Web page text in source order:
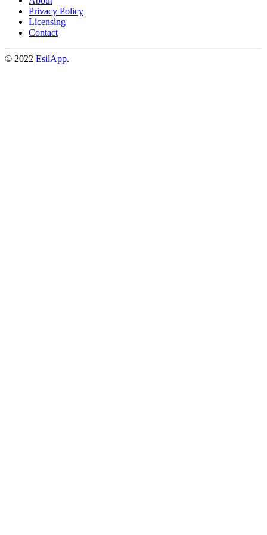
Privacy Policy
Licensing
Contact
© 2022 EsilApp.